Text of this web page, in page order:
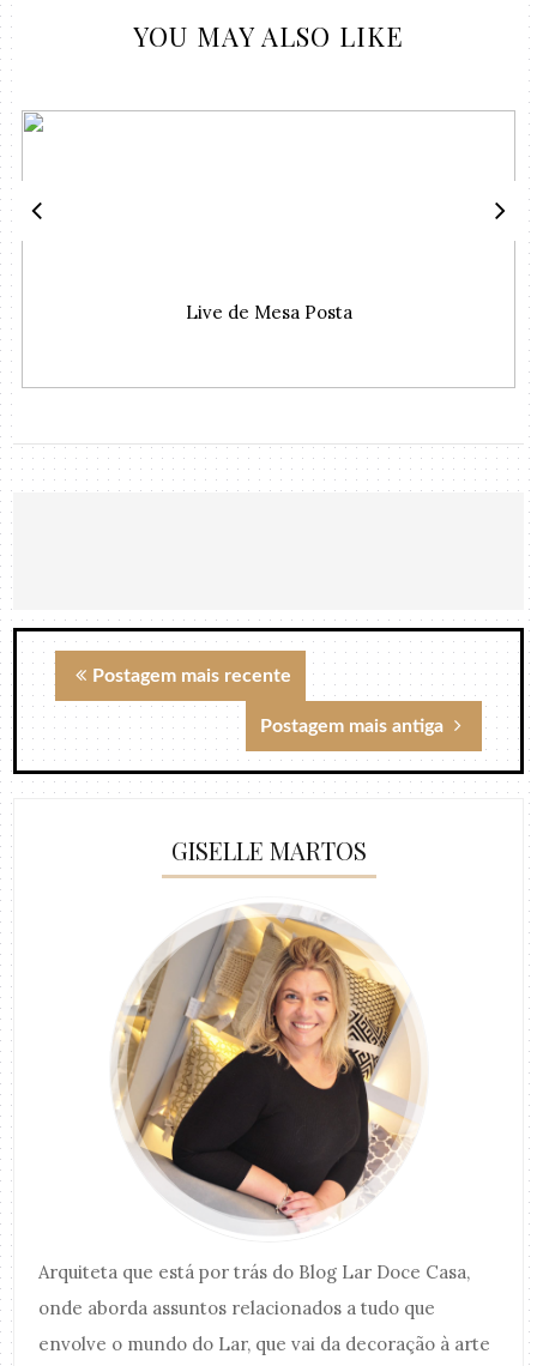
YOU MAY ALSO LIKE
Live de Mesa Posta
Postagem mais recente
Postagem mais antiga
GISELLE MARTOS
Arquiteta que está por trás do Blog Lar Doce Casa,
onde aborda assuntos relacionados a tudo que
envolve o mundo do Lar, que vai da decoração à arte